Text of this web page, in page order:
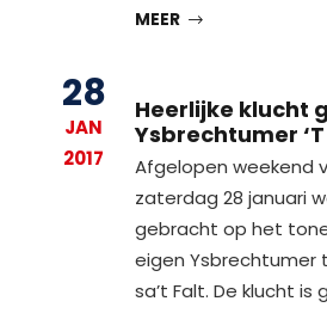
MEER
28
JAN
2017
Heerlijke klucht
Ysbrechtumer ‘T
Afgelopen weekend
zaterdag 28 januari
gebracht op het
eigen Ysbrechtumer
sa’t Falt. De klucht